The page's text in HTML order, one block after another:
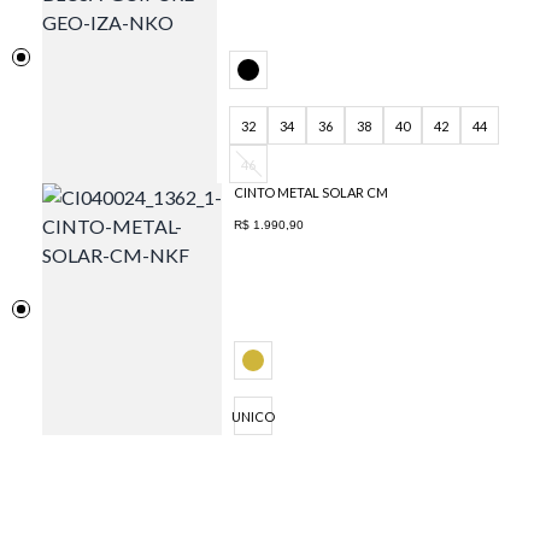
32 34 36 38 40 42 44
46
CINTO METAL SOLAR CM
R$ 1.990,90
UNICO